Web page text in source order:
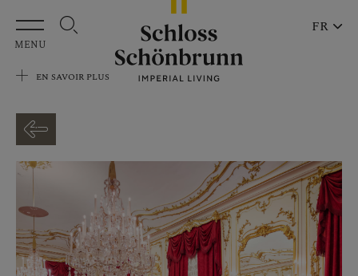
Aller au contenu principal
MENU
EN SAVOIR PLUS
FR